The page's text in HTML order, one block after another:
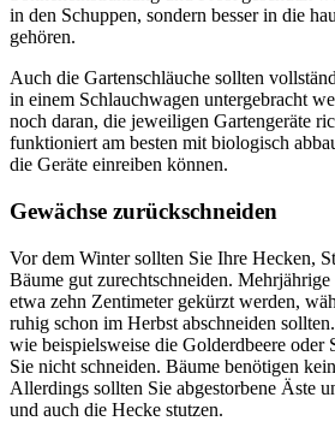
in den Schuppen, sondern besser in die
gehören.
Auch die Gartenschläuche sollten
in einem Schlauchwagen untergebracht
noch daran, die jeweiligen Gartengeräte
funktioniert am besten mit biologisch
die Geräte einreiben können.
Gewächse zurückschneiden
Vor dem Winter sollten Sie Ihre Hecken,
Bäume gut zurechtschneiden.
etwa zehn Zentimeter gekürzt werden,
ruhig schon im Herbst abschneiden
wie beispielsweise die Golderdbeere oder
Sie nicht schneiden. Bäume benötigen
Allerdings sollten Sie abgestorbene Äste
und auch die Hecke stutzen.